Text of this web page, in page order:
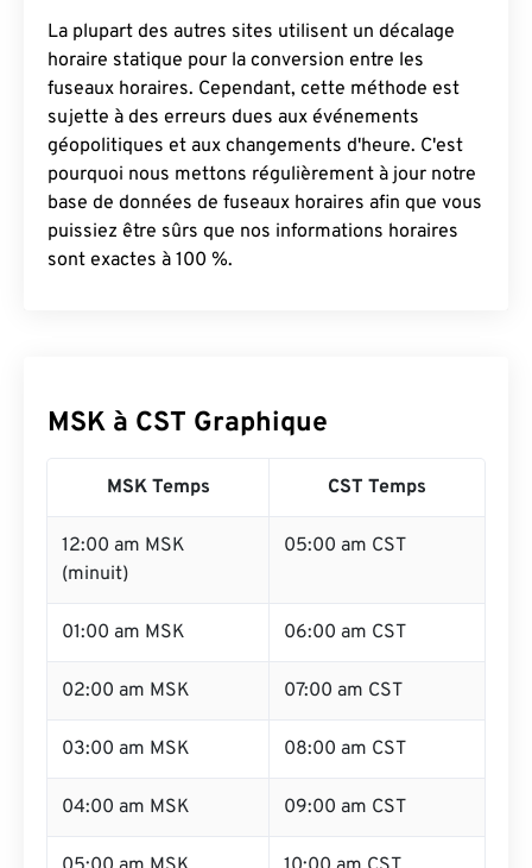
La plupart des autres sites utilisent un décalage
horaire statique pour la conversion entre les
fuseaux horaires. Cependant, cette méthode est
sujette à des erreurs dues aux événements
géopolitiques et aux changements d'heure. C'est
pourquoi nous mettons régulièrement à jour notre
base de données de fuseaux horaires afin que vous
puissiez être sûrs que nos informations horaires
sont exactes à 100 %.
MSK à CST Graphique
MSK Temps CST Temps
12:00 am MSK
(minuit)
05:00 am CST
01:00 am MSK 06:00 am CST
02:00 am MSK 07:00 am CST
03:00 am MSK 08:00 am CST
04:00 am MSK 09:00 am CST